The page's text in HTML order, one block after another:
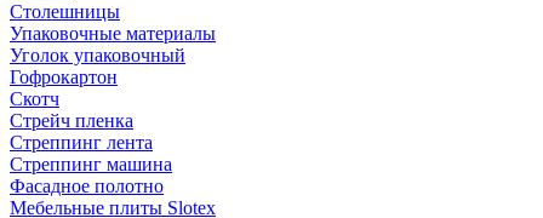
Столешницы
Упаковочные материалы
Уголок упаковочный
Гофрокартон
Скотч
Стрейч пленка
Стреппинг лента
Стреппинг машина
Фасадное полотно
Мебельные плиты Slotex